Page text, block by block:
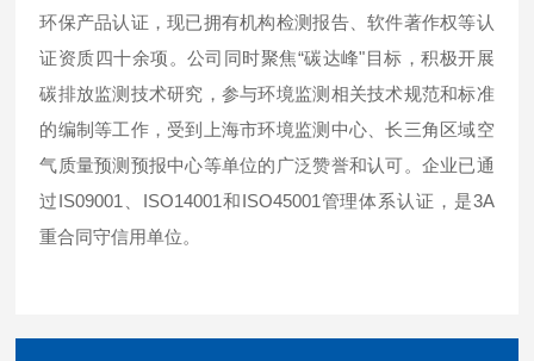
环保产品认证，现已拥有机构检测报告、软件著作权等认
证资质四十余项。公司同时聚焦“碳达峰"目标，积极开展
碳排放监测技术研究，参与环境监测相关技术规范和标准
的编制等工作，受到上海市环境监测中心、长三角区域空
气质量预测预报中心等单位的广泛赞誉和认可。企业已通
过IS09001、ISO14001和ISO45001管理体系认证，是3A
重合同守信用单位。